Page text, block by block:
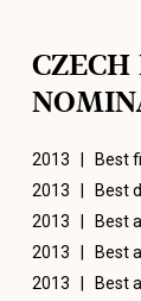
2013 | Best
2013 | Best
2013 | Best
2013 | Best
2013 | Best